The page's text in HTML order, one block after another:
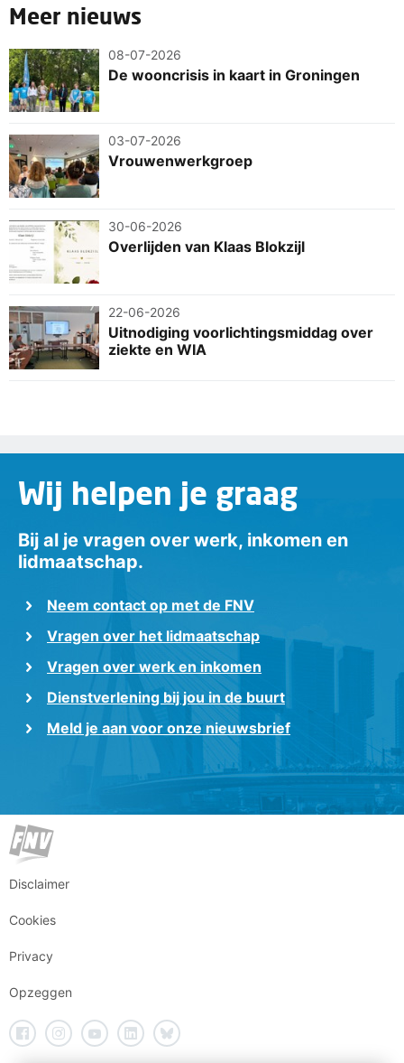
Meer nieuws
08-07-2026
De wooncrisis in kaart in Groningen
03-07-2026
Vrouwenwerkgroep
30-06-2026
Overlijden van Klaas Blokzijl
22-06-2026
Uitnodiging voorlichtingsmiddag over
ziekte en WIA
Wij helpen je graag
Bij al je vragen over werk, inkomen en
lidmaatschap.
Neem contact op met de FNV
Vragen over het lidmaatschap
Vragen over werk en inkomen
Dienstverlening bij jou in de buurt
Meld je aan voor onze nieuwsbrief
Disclaimer
Cookies
Privacy
Opzeggen